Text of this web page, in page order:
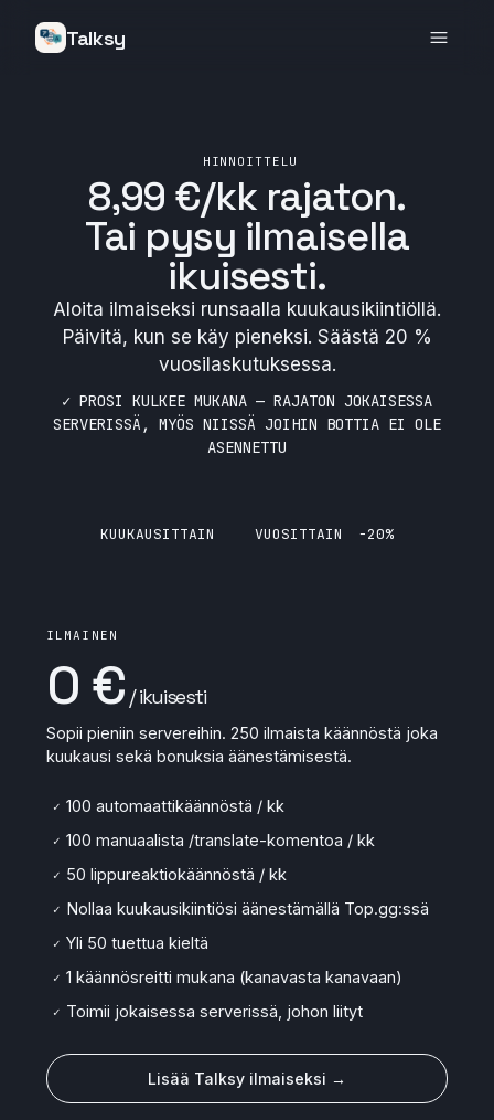
Talksy
HINNOITTELU
8,99 €/kk rajaton.
Tai pysy ilmaisella
ikuisesti.
Aloita ilmaiseksi runsaalla kuukausikiintiöllä.
Päivitä, kun se käy pieneksi. Säästä 20 %
vuosilaskutuksessa.
✓ PROSI KULKEE MUKANA — RAJATON JOKAISESSA
SERVERISSÄ, MYÖS NIISSÄ JOIHIN BOTTIA EI OLE
ASENNETTU
KUUKAUSITTAIN VUOSITTAIN −20%
ILMAINEN
0 € / ikuisesti
Sopii pieniin servereihin. 250 ilmaista käännöstä joka
kuukausi sekä bonuksia äänestämisestä.
✓ 100 automaattikäännöstä / kk
✓ 100 manuaalista /translate-komentoa / kk
✓ 50 lippureaktiokäännöstä / kk
✓ Nollaa kuukausikiintiösi äänestämällä Top.gg:ssä
✓ Yli 50 tuettua kieltä
✓ 1 käännösreitti mukana (kanavasta kanavaan)
✓ Toimii jokaisessa serverissä, johon liityt
Lisää Talksy ilmaiseksi →